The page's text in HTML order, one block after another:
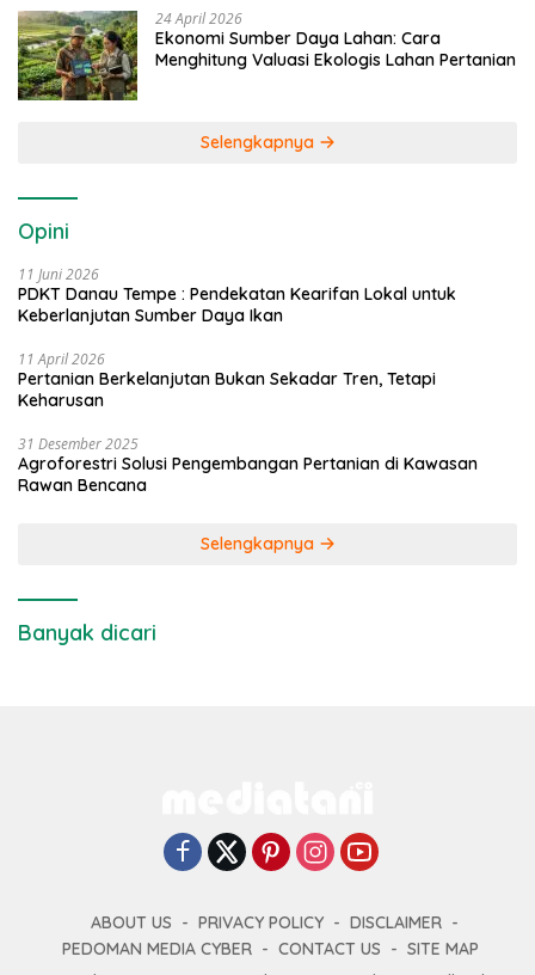
24 April 2026
Ekonomi Sumber Daya Lahan: Cara
Menghitung Valuasi Ekologis Lahan Pertanian
Selengkapnya
Opini
11 Juni 2026
PDKT Danau Tempe : Pendekatan Kearifan Lokal untuk
Keberlanjutan Sumber Daya Ikan
11 April 2026
Pertanian Berkelanjutan Bukan Sekadar Tren, Tetapi
Keharusan
31 Desember 2025
Agroforestri Solusi Pengembangan Pertanian di Kawasan
Rawan Bencana
Selengkapnya
Banyak dicari
ABOUT US PRIVACY POLICY
DISCLAIMER
PEDOMAN MEDIA CYBER
CONTACT US
SITE MAP